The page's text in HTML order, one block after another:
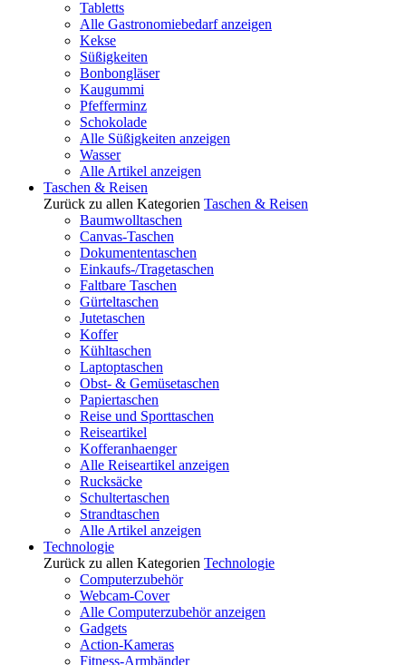
Tabletts
Alle Gastronomiebedarf anzeigen
Kekse
Süßigkeiten
Bonbongläser
Kaugummi
Pfefferminz
Schokolade
Alle Süßigkeiten anzeigen
Wasser
Alle Artikel anzeigen
Taschen & Reisen
Zurück zu allen Kategorien Taschen & Reisen
Baumwolltaschen
Canvas-Taschen
Dokumententaschen
Einkaufs-/Tragetaschen
Faltbare Taschen
Gürteltaschen
Jutetaschen
Koffer
Kühltaschen
Laptoptaschen
Obst- & Gemüsetaschen
Papiertaschen
Reise und Sporttaschen
Reiseartikel
Kofferanhaenger
Alle Reiseartikel anzeigen
Rucksäcke
Schultertaschen
Strandtaschen
Alle Artikel anzeigen
Technologie
Zurück zu allen Kategorien Technologie
Computerzubehör
Webcam-Cover
Alle Computerzubehör anzeigen
Gadgets
Action-Kameras
Fitness-Armbänder